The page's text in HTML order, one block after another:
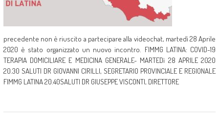
precedente non è riuscito a partecipare alla videochat, martedì 28 Aprile
2020 è stato organizzato un nuovo incontro. FIMMG LATINA: COVID-19
TERAPIA DOMICILIARE E MEDICINA GENERALE- MARTEDì 28 APRILE 2020
20.30 SALUTI DR GIOVANNI CIRILLI, SEGRETARIO PROVINCIALE E REGIONALE
FIMMG LATINA 20.40SALUTI DR GIUSEPPE VISCONTI, DIRETTORE